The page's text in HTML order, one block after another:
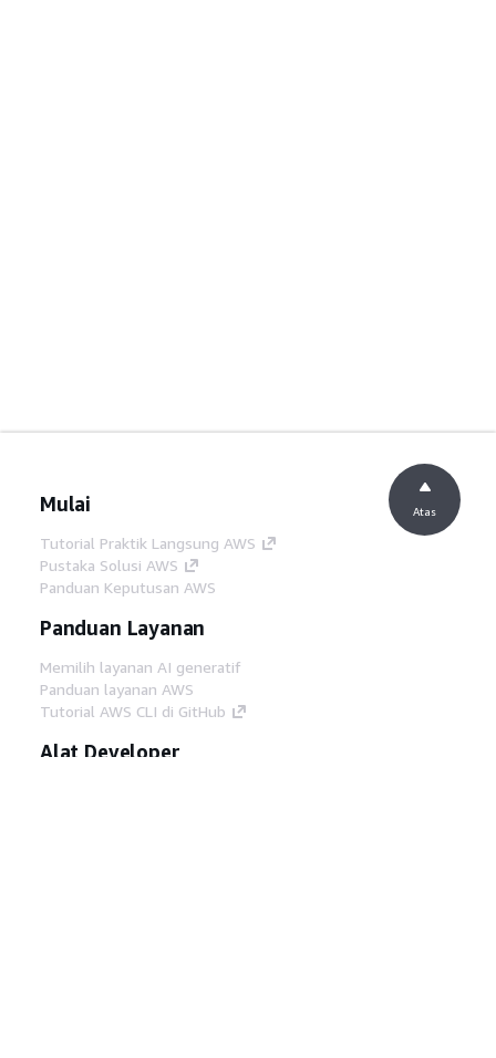
Mulai
Tutorial Praktik Langsung AWS
Pustaka Solusi AWS
Panduan Keputusan AWS
Panduan Layanan
Memilih layanan AI generatif
Panduan layanan AWS
Tutorial AWS CLI di GitHub
Alat Developer
Atas